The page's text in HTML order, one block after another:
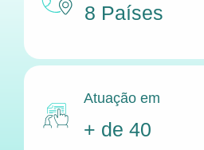
8 Países
Atuação em
+ de 40